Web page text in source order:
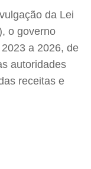
da Lei
o governo
a 2026, de
autoridades
receitas e